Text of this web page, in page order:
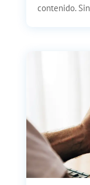
contenido.